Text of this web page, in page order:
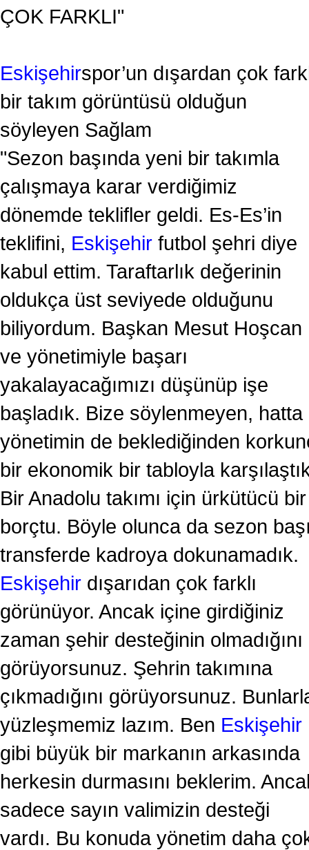
ÇOK FARKLI"
Eskişehirspor’un dışardan çok
bir takım görüntüsü olduğun
söyleyen Sağlam
"Sezon başında yeni bir takımla
çalışmaya karar verdiğimiz
dönemde teklifler geldi. Es-Es’in
teklifini, Eskişehir futbol şehri diye
kabul ettim. Taraftarlık değerinin
oldukça üst seviyede olduğunu
biliyordum. Başkan Mesut Hoşcan
ve yönetimiyle başarı
yakalayacağımızı düşünüp işe
başladık. Bize söylenmeyen, hatta
yönetimin de beklediğinden
bir ekonomik bir tabloyla
Bir Anadolu takımı için ürkütücü bir
borçtu. Böyle olunca da sezon
transferde kadroya dokunamadık.
Eskişehir dışarıdan çok farklı
görünüyor. Ancak içine girdiğiniz
zaman şehir desteğinin olmadığını
görüyorsunuz. Şehrin takımına
çıkmadığını görüyorsunuz.
yüzleşmemiz lazım. Ben Eskişehir
gibi büyük bir markanın arkasında
herkesin durmasını beklerim.
sadece sayın valimizin desteği
vardı. Bu konuda yönetim daha